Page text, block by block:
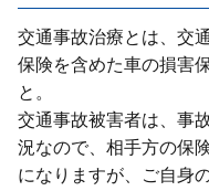
交通事故治療とは、交
保険を含めた⾞の損害
と。
交通事故被害者は、事
況なので、相⼿⽅の保
になりますが、ご⾃⾝